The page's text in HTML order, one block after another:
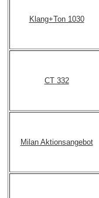
Klang+Ton 1030
CT 332
Milan Aktionsangebot